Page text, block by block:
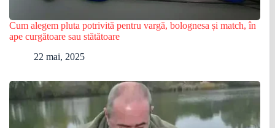
Cum alegem pluta potrivită pentru vargă, bolognesa și match, în
ape curgătoare sau stătătoare
22 mai, 2025